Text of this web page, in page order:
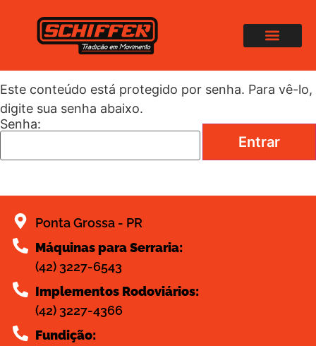
Protegido: FAQ
Este conteúdo está protegido por senha. Para vê-lo,
digite sua senha abaixo.
Senha:
Ponta Grossa - PR
Máquinas para Serraria:
(42) 3227-6543
Implementos Rodoviários:
(42) 3227-4366
Fundição: